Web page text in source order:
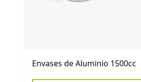
Envases de Aluminio 1500cc